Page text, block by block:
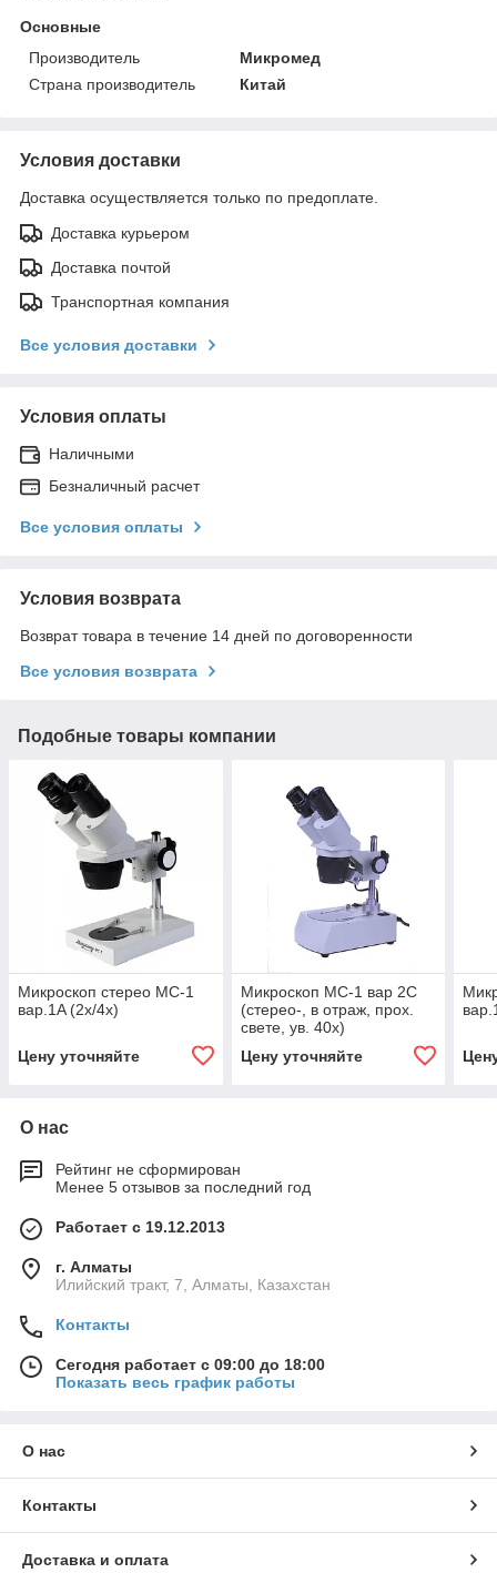
Основные
Производитель
Микромед
Страна производитель
Китай
Условия доставки
Доставка осуществляется только по предоплате.
Доставка курьером
Доставка почтой
Транспортная компания
Все условия доставки
Условия оплаты
Наличными
Безналичный расчет
Все условия оплаты
Условия возврата
Возврат товара в течение 14 дней по договоренности
Все условия возврата
Подобные товары компании
Микроскоп стерео МС-1
вар.1A (2х/4х)
Цену уточняйте
Микроскоп МС-1 вар 2С
(стерео-, в отраж, прох.
свете, ув. 40х)
Цену уточняйте
О нас
Рейтинг не сформирован
Менее 5 отзывов за последний год
Работает с 19.12.2013
г. Алматы
Илийский тракт, 7, Алматы, Казахстан
Контакты
Сегодня работает с 09:00 до 18:00
Показать весь график работы
О нас
Контакты
Доставка и оплата